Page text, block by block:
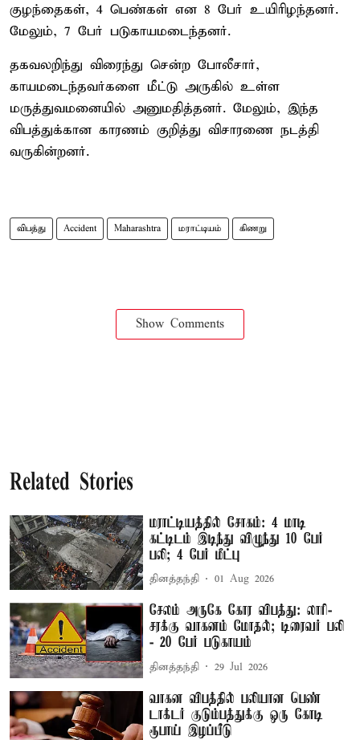
குழந்தைகள், 4 பெண்கள் என 8 பேர் உயிரிழந்தனர்.
மேலும், 7 பேர் படுகாயமடைந்தனர்.
தகவலறிந்து விரைந்து சென்ற போலீசார்,
காயமடைந்தவர்களை மீட்டு அருகில் உள்ள
மருத்துவமனையில் அனுமதித்தனர். மேலும், இந்த
விபத்துக்கான காரணம் குறித்து விசாரணை நடத்தி
வருகின்றனர்.
விபத்து Accident Maharashtra மராட்டியம் கிணறு
Show Comments
Related Stories
மராட்டியத்தில் சோகம்: 4 மாடி
கட்டிடம் இடிந்து விழுந்து 10 பேர்
பலி; 4 பேர் மீட்பு
தினத்தந்தி 01 Aug 2026
சேலம் அருகே கோர விபத்து: லாரி-
சரக்கு வாகனம் மோதல்; டிரைவர் பலி
- 20 பேர் படுகாயம்
தினத்தந்தி 29 Jul 2026
வாகன விபத்தில் பலியான பெண்
டாக்டர் குடும்பத்துக்கு ஒரு கோடி
ரூபாய் இழப்பீடு